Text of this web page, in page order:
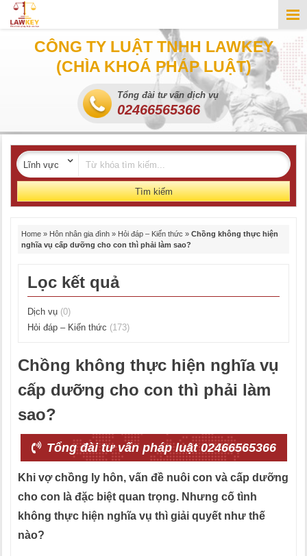
CÔNG TY LUẬT TNHH LAWKEY
(CHÌA KHOÁ PHÁP LUẬT)
Tổng đài tư vấn dịch vụ
02466565366
Tìm kiếm
Home » Hôn nhân gia đình » Hỏi đáp – Kiến thức » Chồng không thực hiện
nghĩa vụ cấp dưỡng cho con thì phải làm sao?
Lọc kết quả
Dịch vụ (0)
Hỏi đáp – Kiến thức (173)
Chồng không thực hiện nghĩa vụ
cấp dưỡng cho con thì phải làm
sao?
Tổng đài tư vấn pháp luật 02466565366
Khi vợ chồng ly hôn, vấn đề nuôi con và cấp dưỡng
cho con là đặc biệt quan trọng. Nhưng cố tình
không thực hiện nghĩa vụ thì giải quyết như thế
nào?